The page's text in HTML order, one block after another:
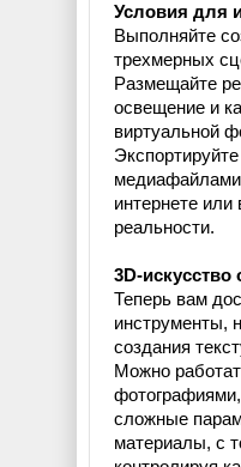
Условия для
Выполняйте
трехмерных
Размещайте
освещение и
виртуальной
интернете или
реальности.
3D-искусство
Теперь вам
инструменты,
создания
Можно
сложные
материалы, с